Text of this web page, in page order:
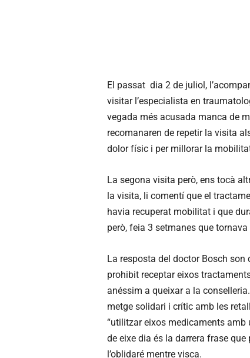
El passat dia 2 de juliol,
visitar l’especialista en
vegada més acusada manca de
recomanaren de repetir la visita
dolor físic i per millorar la
La segona visita però, ens tocà
la visita, li comentí que el
havia recuperat mobilitat i que
però, feia 3 setmanes que
La resposta del doctor Bosch son
prohibit receptar eixos
anéssim a queixar a la
metge solidari i crític amb les
“utilitzar eixos medicaments amb
de eixe dia és la darrera frase
l’oblidaré mentre visca.